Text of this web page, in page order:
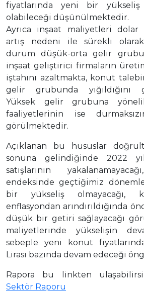
fiyatlarında yeni bir yükseliş
olabileceği düşünülmektedir.
Ayrıca inşaat maliyetleri dolar
artış nedeni ile sürekli
durum düşük-orta gelir
inşaat geliştirici firmaların üretim
iştahını azaltmakta, konut
gelir grubunda yığıldığını
Yüksek gelir grubuna
faaliyetlerinin ise
görülmektedir.
Açıklanan bu hususlar
sonuna gelindiğinde 2022
satışlarının
endeksinde geçtiğimiz
bir yükseliş olmayacağı,
enflasyondan arındırıldığında
düşük bir getiri sağlayacağı
maliyetlerinde yükselişin
sebeple yeni konut
Lirası bazında devam edeceği
Rapora bu linkten
Sektör Raporu